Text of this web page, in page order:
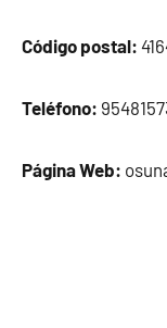
Código postal:
Teléfono:
Página Web: